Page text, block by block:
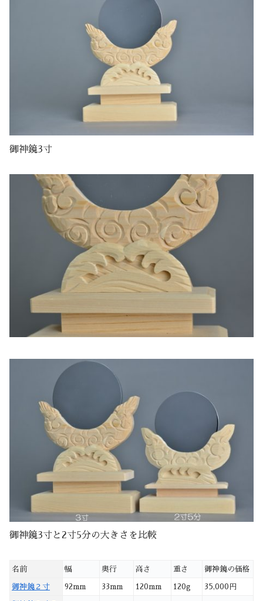
御神鏡3寸
御神鏡3寸と2寸5分の大きさを比較
名前 幅 奥行 高さ 重さ 御神鏡の価格
御神鏡２寸 92mm 33mm 120mm 120g 35,000円